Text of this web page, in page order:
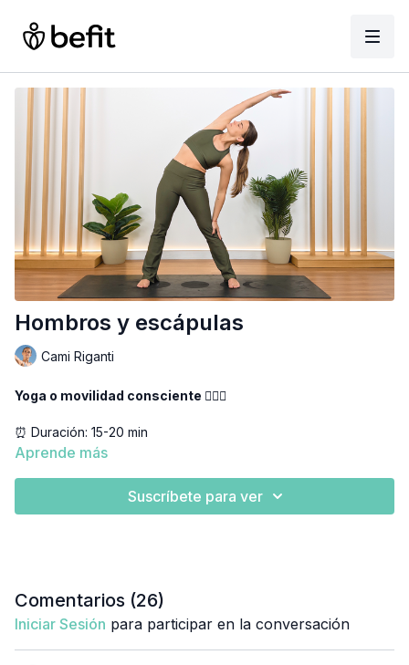
Hombros y escápulas
Cami Riganti
Yoga o movilidad consciente 🧘🏻‍♀️
⏰ Duración: 15-20 min
👉🏼 Equipamiento: Colchoneta
Aprende más
Suscríbete para ver
Comentarios (26)
Iniciar Sesión para participar en la conversación